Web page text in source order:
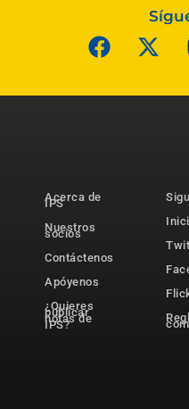
Acerca de
IPS
Nuestros
socios
Contáctenos
Apóyenos
¿Quieres
publicar
notas de
IPS?